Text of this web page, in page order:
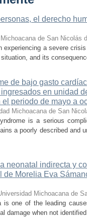
el derecho
de San Nicolás
experiencing a severe
and its
de bajo gasto
en unidad
periodo de mayo a
Michoacana de San
is a serious
a poorly described and
neonatal indirecta y
de Morelia Eva
Michoacana de
is one of the leading
damage when not